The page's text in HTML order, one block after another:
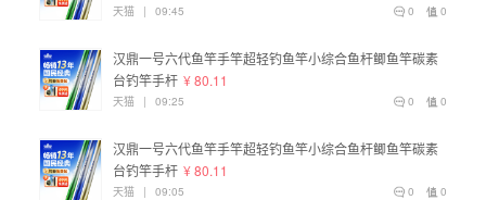
0
0
天猫 | 09:45
汉鼎一号六代鱼竿手竿超轻钓鱼竿小综合鱼杆鲫鱼竿碳素
台钓竿手杆 ¥ 80.11
0
0
天猫 | 09:25
汉鼎一号六代鱼竿手竿超轻钓鱼竿小综合鱼杆鲫鱼竿碳素
台钓竿手杆 ¥ 80.11
0
0
天猫 | 09:05